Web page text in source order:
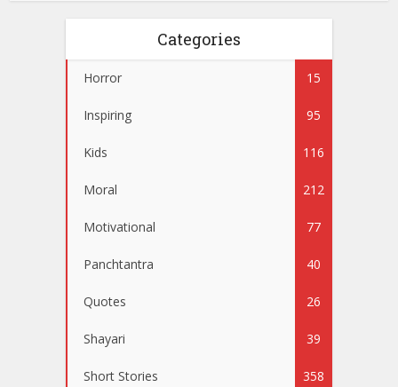
Categories
Horror 15
Inspiring 95
Kids 116
Moral 212
Motivational 77
Panchtantra 40
Quotes 26
Shayari 39
Short Stories 358